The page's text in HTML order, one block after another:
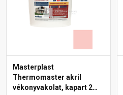
Masterplast
Thermomaster akril
vékonyvakolat, kapart 2